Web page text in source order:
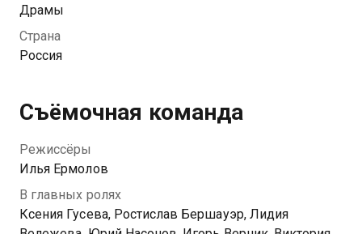
которого с Юрием давние счеты. Кризис нарастает,
рынки меняются, союзы рушатся, тайны выходят на
свет, а контроль над миллиардным бизнесом грозит
Драмы
Страна
Россия
Съёмочная команда
Режиссёры
Илья Ермолов
В главных ролях
Ксения Гусева, Ростислав Бершауэр, Лидия